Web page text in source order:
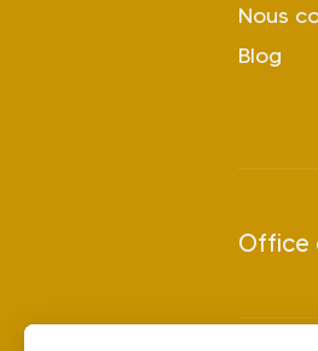
Nous
Blog
Office